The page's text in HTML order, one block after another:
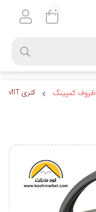
ظروف کمپینگ کتری SEA TO SUMMIT مدل X-POT 1.3L
0